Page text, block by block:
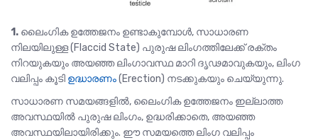
1. ലൈംഗിക ഉത്തേജനം ഉണ്ടാകുമ്പോൾ, സാധാരണ
നിലയിലുള്ള (Flaccid State) പുരുഷ ലിംഗത്തിലേക്ക്‌ രക്തം
നിറയുകയും അയഞ്ഞ ലിംഗാവസ്ഥ മാറി ദൃഢമാവുകയും, ലിംഗ
വലിപ്പം കൂടി ഉദ്ധാരണം(Erection) നടക്കുകയും ചെയ്യുന്നു.
സാധാരണ സമയങ്ങളിൽ, ലൈംഗിക ഉത്തേജനം ഇല്ലാത്ത
അവസ്ഥയിൽ പുരുഷ ലിംഗം, ഉദ്ധരിക്കാതെ, അയഞ്ഞ
അവസ്ഥയിലായിരിക്കും. ഈ സമയത്തെ ലിംഗ വലിപ്പം